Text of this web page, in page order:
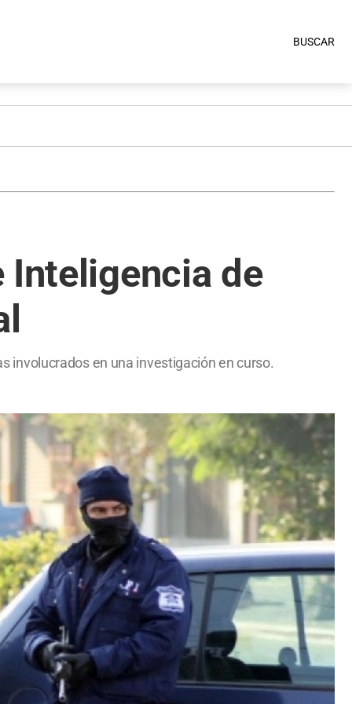
BUSCAR
Inteligencia de
involucrados en una investigación en curso.